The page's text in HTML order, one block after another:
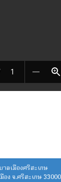
าลเมืองศรีสะเกษ
อง จ.ศรีสะเกษ